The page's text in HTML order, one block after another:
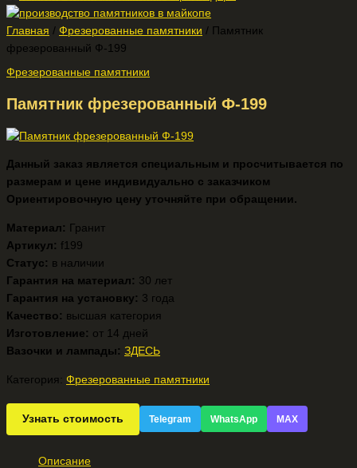
Главная / Фрезерованные памятники / Памятник
фрезерованный Ф-199
Фрезерованные памятники
Памятник фрезерованный Ф-199
Данный заказ является специальным и просчитывается по
размерам и цене индивидуально с заказчиком
Ориентировочную цену уточняйте при обращении.
Материал: Гранит
Артикул: f199
Статус: в наличии
Гарантия на материал: 30 лет
Гарантия на установку: 3 года
Качество: высшая категория
Изготовление: от 14 дней
Вазочки и лампады: ЗДЕСЬ
Категория: Фрезерованные памятники
Узнать стоимость Telegram WhatsApp MAX
Описание